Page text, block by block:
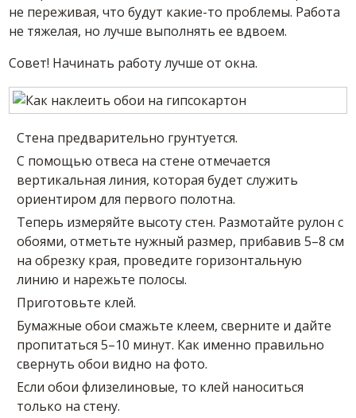
не переживая, что будут какие-то проблемы. Работа
не тяжелая, но лучше выполнять ее вдвоем.
Совет! Начинать работу лучше от окна.
Стена предварительно грунтуется.
С помощью отвеса на стене отмечается
вертикальная линия, которая будет служить
ориентиром для первого полотна.
Теперь измеряйте высоту стен. Размотайте рулон с
обоями, отметьте нужный размер, прибавив 5–8 см
на обрезку края, проведите горизонтальную
линию и нарежьте полосы.
Приготовьте клей.
Бумажные обои смажьте клеем, сверните и дайте
пропитаться 5–10 минут. Как именно правильно
свернуть обои видно на фото.
Если обои флизелиновые, то клей наноситься
только на стену.